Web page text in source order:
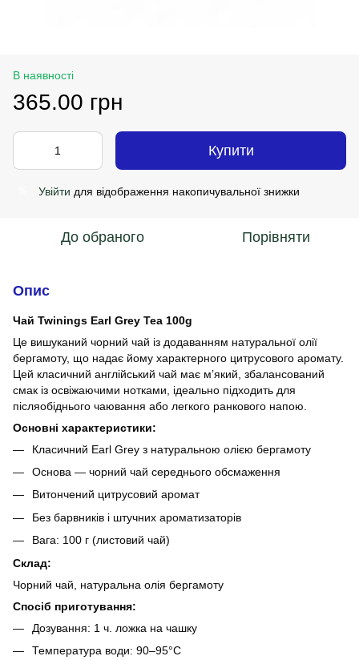
В наявності
365.00 грн
Купити
Увійти для відображення накопичувальної знижки
До обраного Порівняти
Опис
Чай Twinings Earl Grey Tea 100g
Це вишуканий чорний чай із додаванням натуральної олії
бергамоту, що надає йому характерного цитрусового аромату.
Цей класичний англійський чай має м’який, збалансований
смак із освіжаючими нотками, ідеально підходить для
післяобіднього чаювання або легкого ранкового напою.
Основні характеристики:
Класичний Earl Grey з натуральною олією бергамоту
Основа — чорний чай середнього обсмаження
Витончений цитрусовий аромат
Без барвників і штучних ароматизаторів
Вага: 100 г (листовий чай)
Склад:
Чорний чай, натуральна олія бергамоту
Спосіб приготування:
Дозування: 1 ч. ложка на чашку
Температура води: 90–95°C